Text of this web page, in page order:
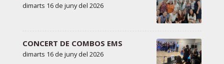
dimarts 16 de juny del 2026
CONCERT DE COMBOS EMS
dimarts 16 de juny del 2026